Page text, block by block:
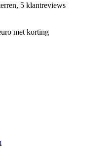
5 klantreviews
met korting